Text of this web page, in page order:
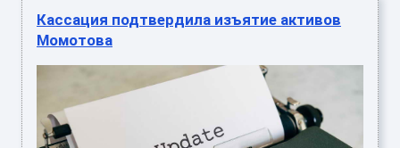
Кассация подтвердила изъятие активов
Момотова